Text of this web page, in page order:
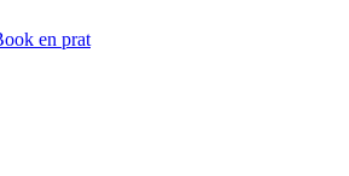
en prat